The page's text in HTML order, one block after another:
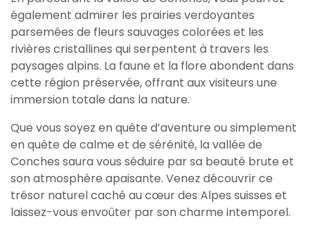
également admirer les prairies verdoyantes
parsemées de fleurs sauvages colorées et les
rivières cristallines qui serpentent à travers les
paysages alpins. La faune et la flore abondent dans
cette région préservée, offrant aux visiteurs une
immersion totale dans la nature.
Que vous soyez en quête d’aventure ou simplement
en quête de calme et de sérénité, la vallée de
Conches saura vous séduire par sa beauté brute et
son atmosphère apaisante. Venez découvrir ce
trésor naturel caché au cœur des Alpes suisses et
laissez-vous envoûter par son charme intemporel.